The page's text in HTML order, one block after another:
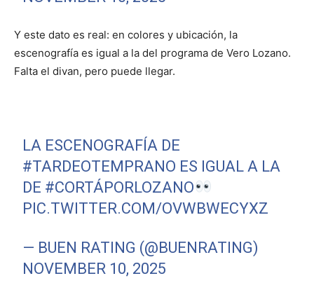
Y este dato es real: en colores y ubicación, la
escenografía es igual a la del programa de Vero Lozano.
Falta el divan, pero puede llegar.
LA ESCENOGRAFÍA DE
#TARDEOTEMPRANO ES IGUAL A LA
DE #CORTÁPORLOZANO
PIC.TWITTER.COM/OVWBWECYXZ
— BUEN RATING (@BUENRATING)
NOVEMBER 10, 2025